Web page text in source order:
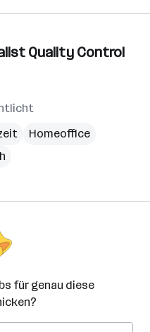
Quality Control
Homeoffice
für genau diese